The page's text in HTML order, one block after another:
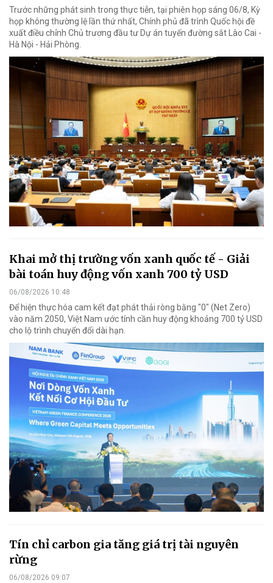
Trước những phát sinh trong thực tiễn, tại phiên họp sáng 06/8, Kỳ
họp không thường lệ lần thứ nhất, Chính phủ đã trình Quốc hội đề
xuất điều chỉnh Chủ trương đầu tư Dự án tuyến đường sắt Lào Cai -
Hà Nội - Hải Phòng.
Khai mở thị trường vốn xanh quốc tế - Giải
bài toán huy động vốn xanh 700 tỷ USD
06/08/2026 10:48
Để hiện thực hóa cam kết đạt phát thải ròng bằng "0" (Net Zero)
vào năm 2050, Việt Nam ước tính cần huy động khoảng 700 tỷ USD
cho lộ trình chuyển đổi dài hạn.
Tín chỉ carbon gia tăng giá trị tài nguyên
rừng
06/08/2026 09:07